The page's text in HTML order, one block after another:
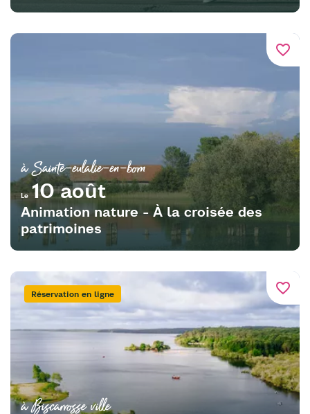
favorite_border
à Sainte-eulalie-en-born
Le10 août
Animation nature - À la croisée des
patrimoines
favorite_border
Réservation en ligne
à Biscarrosse ville